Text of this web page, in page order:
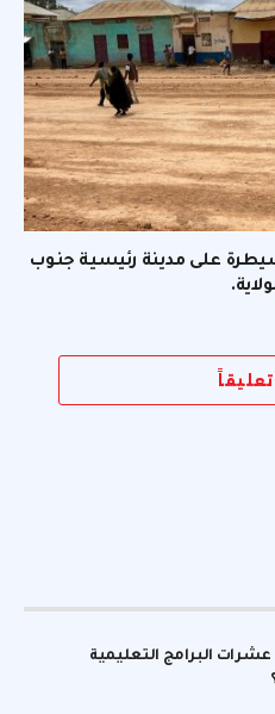
على مدينة رئيسية جنوب
البرامج التعليمية